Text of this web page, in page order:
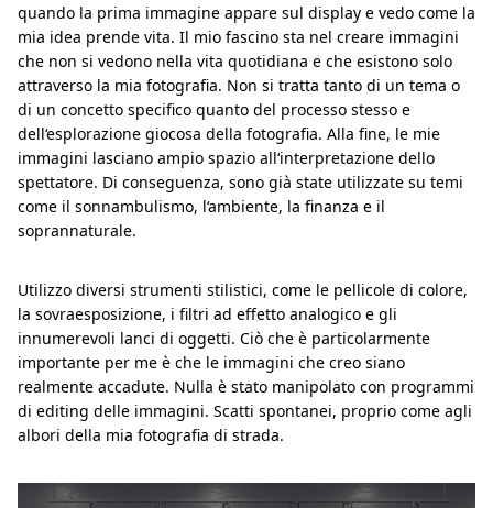
quando la prima immagine appare sul display e vedo come la
mia idea prende vita. Il mio fascino sta nel creare immagini
che non si vedono nella vita quotidiana e che esistono solo
attraverso la mia fotografia. Non si tratta tanto di un tema o
di un concetto specifico quanto del processo stesso e
dell‘esplorazione giocosa della fotografia. Alla fine, le mie
immagini lasciano ampio spazio all‘interpretazione dello
spettatore. Di conseguenza, sono già state utilizzate su temi
come il sonnambulismo, l‘ambiente, la finanza e il
soprannaturale.
Utilizzo diversi strumenti stilistici, come le pellicole di colore,
la sovraesposizione, i filtri ad effetto analogico e gli
innumerevoli lanci di oggetti. Ciò che è particolarmente
importante per me è che le immagini che creo siano
realmente accadute. Nulla è stato manipolato con programmi
di editing delle immagini. Scatti spontanei, proprio come agli
albori della mia fotografia di strada.